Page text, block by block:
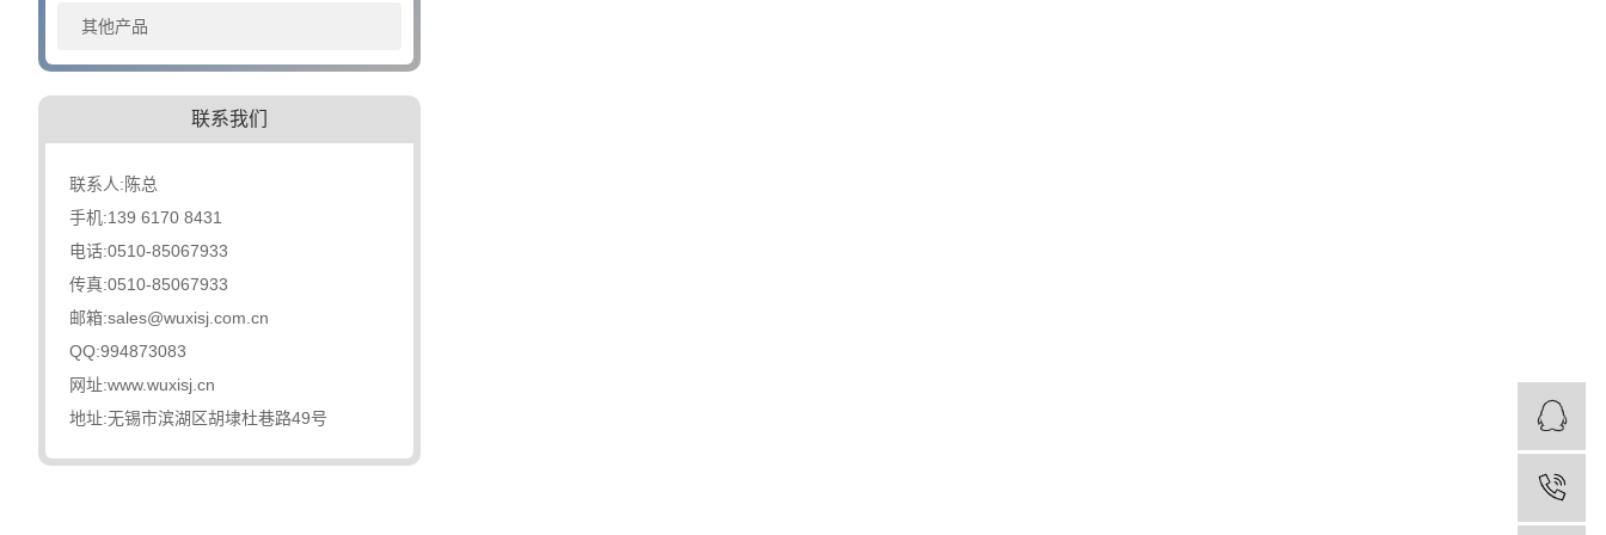
其他产品
联系我们
联系人:陈总
手机:139 6170 8431
电话:0510-85067933
传真:0510-85067933
邮箱:sales@wuxisj.com.cn
QQ:994873083
网址:www.wuxisj.cn
地址:无锡市滨湖区胡埭杜巷路49号